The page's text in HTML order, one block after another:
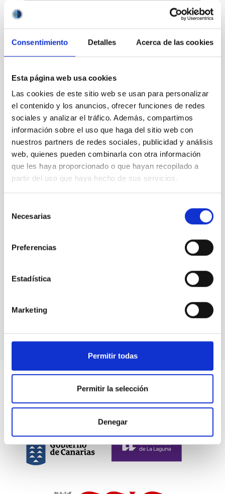
Consentimiento Detalles Acerca de las cookies
Esta página web usa cookies
Las cookies de este sitio web se usan para personalizar
el contenido y los anuncios, ofrecer funciones de redes
sociales y analizar el tráfico. Además, compartimos
información sobre el uso que haga del sitio web con
nuestros partners de redes sociales, publicidad y análisis
web, quienes pueden combinarla con otra información
que les haya proporcionado o que hayan recopilado a
partir del uso que haya hecho de sus servicios.
Necesarias
Preferencias
Estadística
Marketing
Permitir todas
Permitir la selección
Denegar
Divulgación
Movilidad